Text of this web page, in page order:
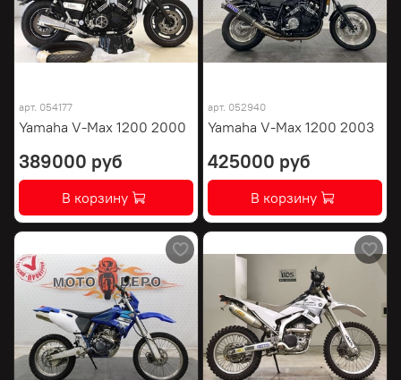
арт. 054177
Yamaha V-Max 1200 2000
389000 руб
В корзину
арт. 052940
Yamaha V-Max 1200 2003
425000 руб
В корзину